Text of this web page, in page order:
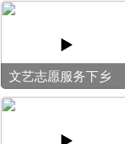
文艺志愿服务下乡
用镜头记录乡村笑